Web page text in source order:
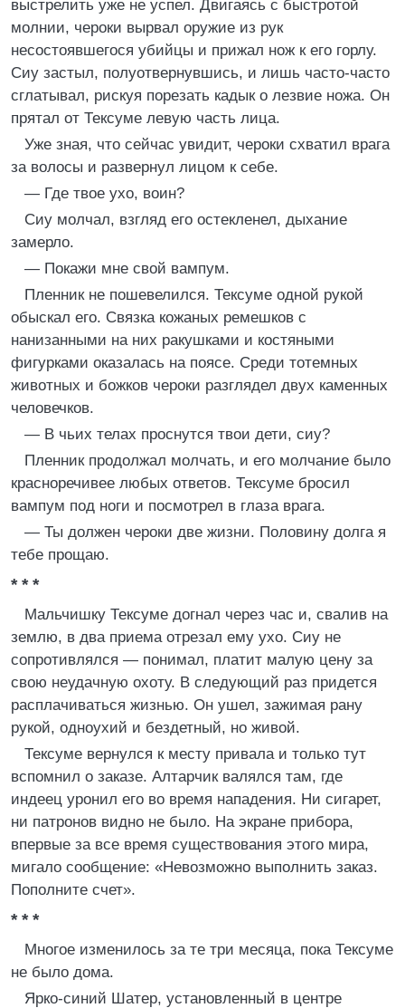
выстрелить уже не успел. Двигаясь с быстротой
молнии, чероки вырвал оружие из рук
несостоявшегося убийцы и прижал нож к его горлу.
Сиу застыл, полуотвернувшись, и лишь часто-часто
сглатывал, рискуя порезать кадык о лезвие ножа. Он
прятал от Тексуме левую часть лица.
Уже зная, что сейчас увидит, чероки схватил врага
за волосы и развернул лицом к себе.
— Где твое ухо, воин?
Сиу молчал, взгляд его остекленел, дыхание
замерло.
— Покажи мне свой вампум.
Пленник не пошевелился. Тексуме одной рукой
обыскал его. Связка кожаных ремешков с
нанизанными на них ракушками и костяными
фигурками оказалась на поясе. Среди тотемных
животных и божков чероки разглядел двух каменных
человечков.
— В чьих телах проснутся твои дети, сиу?
Пленник продолжал молчать, и его молчание было
красноречивее любых ответов. Тексуме бросил
вампум под ноги и посмотрел в глаза врага.
— Ты должен чероки две жизни. Половину долга я
тебе прощаю.
* * *
Мальчишку Тексуме догнал через час и, свалив на
землю, в два приема отрезал ему ухо. Сиу не
сопротивлялся — понимал, платит малую цену за
свою неудачную охоту. В следующий раз придется
расплачиваться жизнью. Он ушел, зажимая рану
рукой, одноухий и бездетный, но живой.
Тексуме вернулся к месту привала и только тут
вспомнил о заказе. Алтарчик валялся там, где
индеец уронил его во время нападения. Ни сигарет,
ни патронов видно не было. На экране прибора,
впервые за все время существования этого мира,
мигало сообщение: «Невозможно выполнить заказ.
Пополните счет».
* * *
Многое изменилось за те три месяца, пока Тексуме
не было дома.
Ярко-синий Шатер, установленный в центре